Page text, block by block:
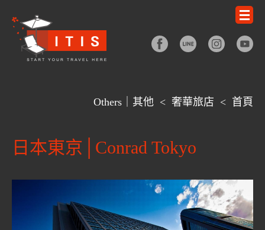
Others｜其他 < 奢華旅店 < 首頁
日本東京│Conrad Tokyo